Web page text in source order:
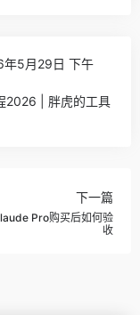
年5月29日 下午
2026 | 胖虎的工具
下一篇
Pro购买后如何验
收